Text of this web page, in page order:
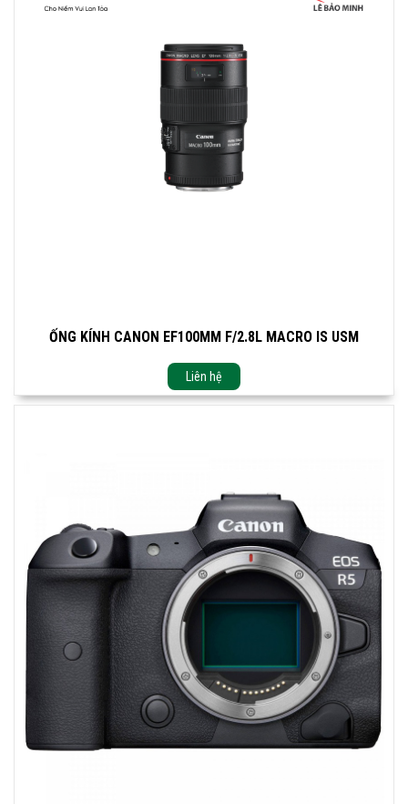
ỐNG KÍNH CANON EF100MM F/2.8L MACRO IS USM
Liên hệ